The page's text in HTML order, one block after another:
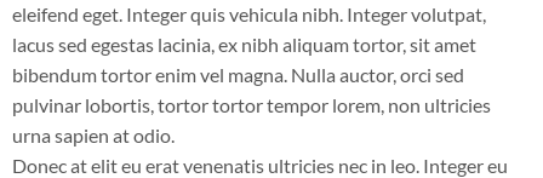
eleifend eget. Integer quis vehicula nibh. Integer volutpat,
lacus sed egestas lacinia, ex nibh aliquam tortor, sit amet
bibendum tortor enim vel magna. Nulla auctor, orci sed
pulvinar lobortis, tortor tortor tempor lorem, non ultricies
urna sapien at odio.
Donec at elit eu erat venenatis ultricies nec in leo. Integer eu